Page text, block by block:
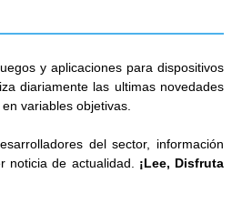
y aplicaciones para dispositivos
diariamente las ultimas novedades
variables objetivas.
del sector, información
noticia de actualidad. ¡Lee, Disfruta